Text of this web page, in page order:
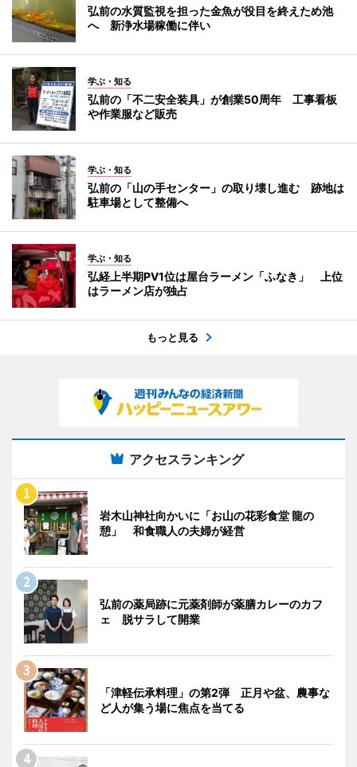
弘前の水質監視を担った金魚が役目を終えため池
へ 新浄水場稼働に伴い
学ぶ・知る
弘前の「不二安全装具」が創業50周年 工事看板
や作業服など販売
学ぶ・知る
弘前の「山の手センター」の取り壊し進む 跡地は
駐車場として整備へ
学ぶ・知る
弘経上半期PV1位は屋台ラーメン「ふなき」 上位
はラーメン店が独占
もっと見る
アクセスランキング
岩木山神社向かいに「お山の花彩食堂 龍の
憩」 和食職人の夫婦が経営
弘前の薬局跡に元薬剤師が薬膳カレーのカフ
ェ 脱サラして開業
「津軽伝承料理」の第2弾 正月や盆、農事な
ど人が集う場に焦点を当てる